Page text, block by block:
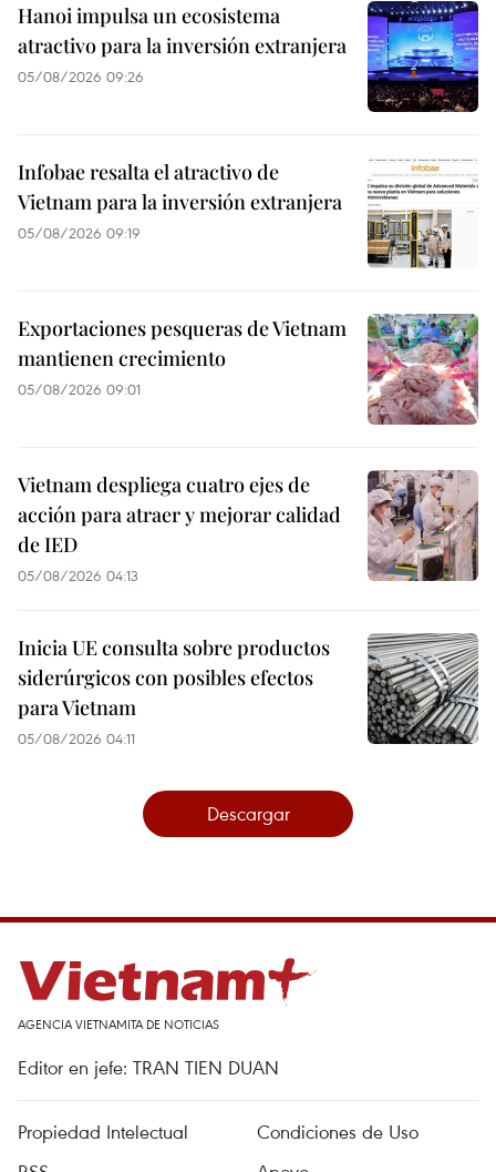
Hanoi impulsa un ecosistema
atractivo para la inversión extranjera
05/08/2026 09:26
Infobae resalta el atractivo de
Vietnam para la inversión extranjera
05/08/2026 09:19
Exportaciones pesqueras de Vietnam
mantienen crecimiento
05/08/2026 09:01
Vietnam despliega cuatro ejes de
acción para atraer y mejorar calidad
de IED
05/08/2026 04:13
Inicia UE consulta sobre productos
siderúrgicos con posibles efectos
para Vietnam
05/08/2026 04:11
Descargar
AGENCIA VIETNAMITA DE NOTICIAS
Editor en jefe: TRAN TIEN DUAN
Propiedad Intelectual
Condiciones de Uso